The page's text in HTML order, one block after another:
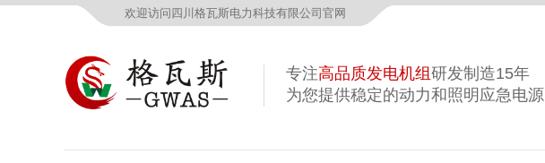
欢迎访问四川格瓦斯电力科技有限公司官网
专注高品质发电机组 研发制造15年
为您提供稳定的动力和照明应急电源